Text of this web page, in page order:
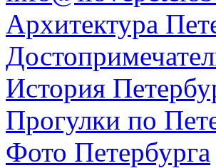
Архитектура
История
Прогулки по
Фото Петербурга